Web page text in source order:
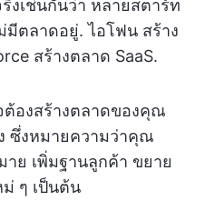
งเช่นกันว่า หลายสตาร์ท
มีตลาดอยู่. ไอโฟน สร้าง
สร้างตลาด SaaS.
องสร้างตลาดของคุณ
ซึ่งหมายความว่าคุณ
าย เพิ่มฐานลูกค้า ขยาย
ๆ เป็นต้น